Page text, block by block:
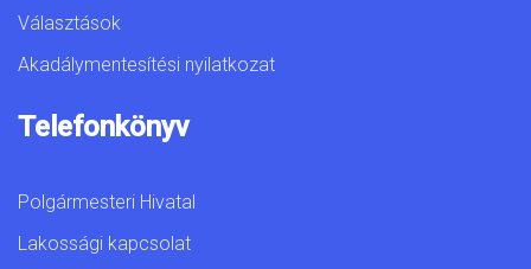
Választások
Akadálymentesítési nyilatkozat
Telefonkönyv
Polgármesteri Hivatal
Lakossági kapcsolat